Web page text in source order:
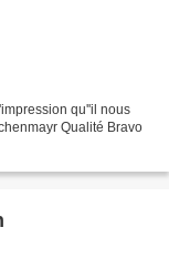
qu''il nous
Qualité Bravo